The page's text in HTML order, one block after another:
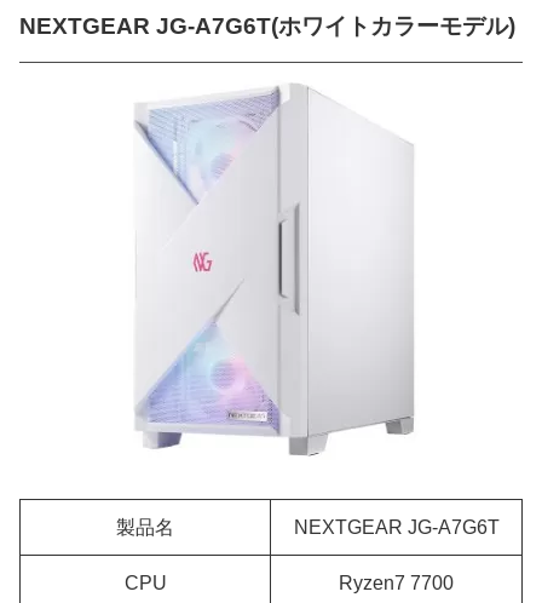
NEXTGEAR JG-A7G6T(ホワイトカラーモデル)
製品名 NEXTGEAR JG-A7G6T
CPU Ryzen7 7700